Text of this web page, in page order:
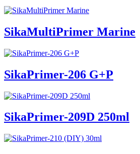
SikaMultiPrimer Marine
SikaPrimer-206 G+P
SikaPrimer-209D 250ml